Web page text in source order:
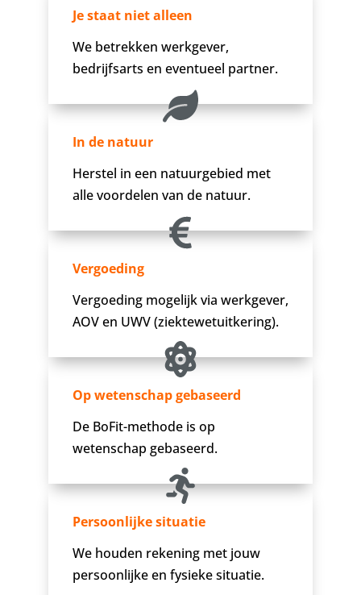
Je staat niet alleen
We betrekken werkgever,
bedrijfsarts en eventueel partner.
In de natuur
Herstel in een natuurgebied met
alle voordelen van de natuur.
Vergoeding
Vergoeding mogelijk via werkgever,
AOV en UWV (ziektewetuitkering).
Op wetenschap gebaseerd
De BoFit-methode is op
wetenschap gebaseerd.
Persoonlijke situatie
We houden rekening met jouw
persoonlijke en fysieke situatie.